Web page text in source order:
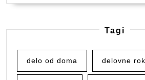
Tagi
delo od doma delovne